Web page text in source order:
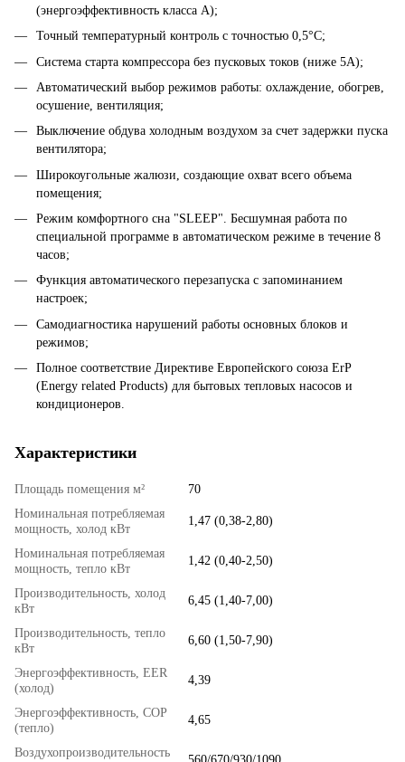
(энергоэффективность класса А);
Точный температурный контроль с точностью 0,5°C;
Система старта компрессора без пусковых токов (ниже 5А);
Автоматический выбор режимов работы: охлаждение, обогрев,
осушение, вентиляция;
Выключение обдува холодным воздухом за счет задержки пуска
вентилятора;
Широкоугольные жалюзи, создающие охват всего объема
помещения;
Режим комфортного сна "SLЕEР". Бесшумная работа по
специальной программе в автоматическом режиме в течение 8
часов;
Функция автоматического перезапуска с запоминанием
настроек;
Самодиагностика нарушений работы основных блоков и
режимов;
Полное соответствие Директиве Европейского союза ErP
(Energy related Products) для бытовых тепловых насосов и
кондиционеров.
Характеристики
Площадь помещения м²
70
Номинальная потребляемая
мощность, холод кВт
1,47 (0,38-2,80)
Номинальная потребляемая
мощность, тепло кВт
1,42 (0,40-2,50)
Производительность, холод
кВт
6,45 (1,40-7,00)
Производительность, тепло
кВт
6,60 (1,50-7,90)
Энергоэффективность, EER
(холод)
4,39
Энергоэффективность, COP
(тепло)
4,65
Воздухопроизводительность